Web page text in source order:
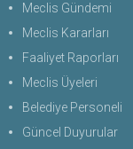
Meclis Gündemi
Meclis Kararları
Faaliyet Raporları
Meclis Üyeleri
Belediye Personeli
Güncel Duyurular